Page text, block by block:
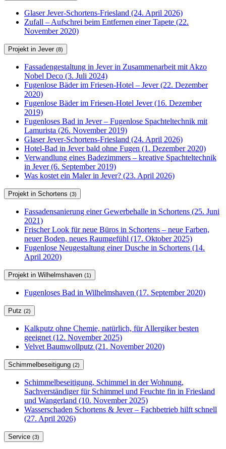
Glaser Jever-Schortens-Friesland (24. April 2026)
Zufall – Aufschrei beim Entfernen einer Tapete (22.
November 2020)
Projekt in Jever (8)
Fassadengestaltung in Jever in Zusammenarbeit mit Akzo
Nobel Deco (3. Juli 2024)
Fugenlose Bäder im Friesen-Hotel – Jever (22. Dezember
2020)
Fugenlose Bäder im Friesen-Hotel Jever (16. Dezember
2019)
Fugenloses Bad in Jever – Fugenlose Spachteltechnik mit
Lamurista (26. November 2019)
Glaser Jever-Schortens-Friesland (24. April 2026)
Hotel-Bad in Jever bald ohne Fugen (1. Dezember 2020)
Verwandlung eines Badezimmers – kreative Spachteltechnik
in Jever (6. September 2019)
Was kostet ein Maler in Jever? (23. April 2026)
Projekt in Schortens (3)
Fassadensanierung einer Gewerbehalle in Schortens (25. Juni
2021)
Frischer Look für neue Büros in Schortens – neue Farben,
neuer Boden, neues Raumgefühl (17. Oktober 2025)
Fugenlose Neugestaltung einer Dusche in Schortens (14.
April 2020)
Projekt in Wilhelmshaven (1)
Fugenloses Bad in Wilhelmshaven (17. September 2020)
Putz (2)
Kalkputz ohne Chemie, natürlich, für Allergiker besten
geeignet (12. November 2025)
Velvet Baumwollputz (21. November 2020)
Schimmelbeseitigung (2)
Schimmelbeseitigung, Schimmel in der Wohnung,
Sachverständiger für Schimmel und Feuchte fin in Friesland
und Wangerland (10. November 2025)
Wasserschaden Schortens & Jever – Fachbetrieb hilft schnell
(27. April 2026)
Service (3)